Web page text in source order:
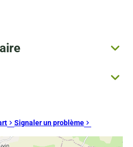
Signaler un problème